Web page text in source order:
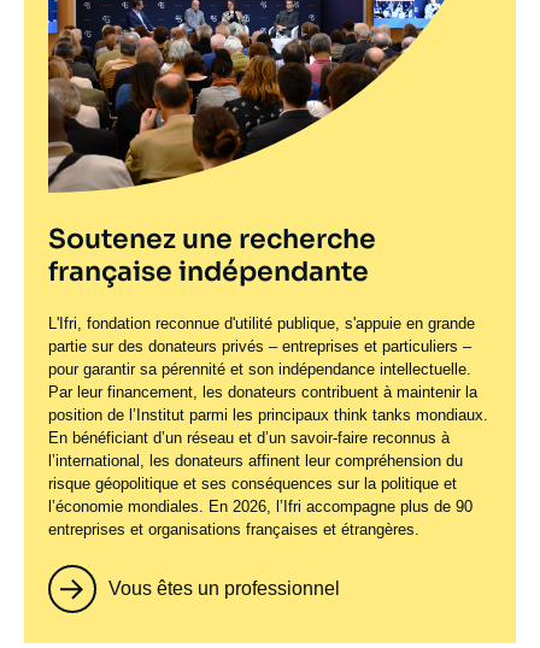
Soutenez une recherche
française indépendante
L'Ifri, fondation reconnue d'utilité publique, s'appuie en grande
partie sur des donateurs privés – entreprises et particuliers –
pour garantir sa pérennité et son indépendance intellectuelle.
Par leur financement, les donateurs contribuent à maintenir la
position de l’Institut parmi les principaux think tanks mondiaux.
En bénéficiant d’un réseau et d’un savoir-faire reconnus à
l’international, les donateurs affinent leur compréhension du
risque géopolitique et ses conséquences sur la politique et
l’économie mondiales. En 2026, l’Ifri accompagne plus de 90
entreprises et organisations françaises et étrangères.
Vous êtes un professionnel